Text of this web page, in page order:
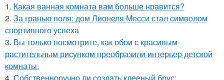
1. Какая ванная комната вам больше нравится?
2. За гранью поля: дом Лионеля Месси стал символом
спортивного успеха
3. Вы только посмотрите, как обои с красивым
растительным рисунком преобразили интерьер детской
комнаты.